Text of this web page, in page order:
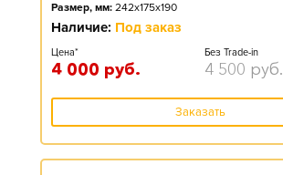
Размер, мм: 242x175x190
Наличие: Под заказ
Цена*
4 000 руб.
Без Trade-in
4 500 руб.
Заказать